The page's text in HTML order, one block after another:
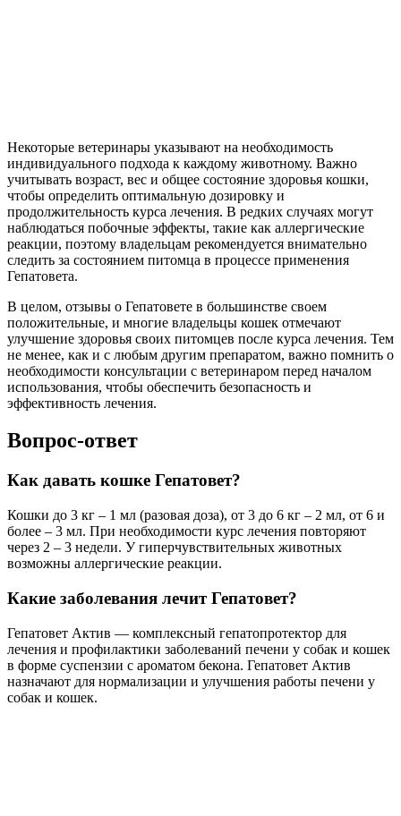
Некоторые ветеринары указывают на необходимость
индивидуального подхода к каждому животному. Важно
учитывать возраст, вес и общее состояние здоровья кошки,
чтобы определить оптимальную дозировку и
продолжительность курса лечения. В редких случаях могут
наблюдаться побочные эффекты, такие как аллергические
реакции, поэтому владельцам рекомендуется внимательно
следить за состоянием питомца в процессе применения
Гепатовета.
В целом, отзывы о Гепатовете в большинстве своем
положительные, и многие владельцы кошек отмечают
улучшение здоровья своих питомцев после курса лечения. Тем
не менее, как и с любым другим препаратом, важно помнить о
необходимости консультации с ветеринаром перед началом
использования, чтобы обеспечить безопасность и
эффективность лечения.
Вопрос-ответ
Как давать кошке Гепатовет?
Кошки до 3 кг – 1 мл (разовая доза), от 3 до 6 кг – 2 мл, от 6 и
более – 3 мл. При необходимости курс лечения повторяют
через 2 – 3 недели. У гиперчувствительных животных
возможны аллергические реакции.
Какие заболевания лечит Гепатовет?
Гепатовет Актив — комплексный гепатопротектор для
лечения и профилактики заболеваний печени у собак и кошек
в форме суспензии с ароматом бекона. Гепатовет Актив
назначают для нормализации и улучшения работы печени у
собак и кошек.